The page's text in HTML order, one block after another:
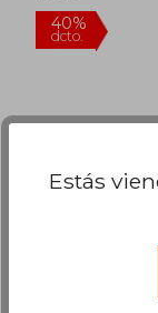
Estás